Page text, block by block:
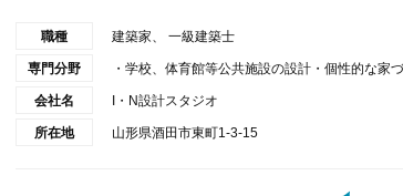
職種 建築家、 一級建築士
専門分野 ・学校、体育館等公共施設の設計・個性的な家
会社名 I・N設計スタジオ
所在地 山形県酒田市東町1-3-15